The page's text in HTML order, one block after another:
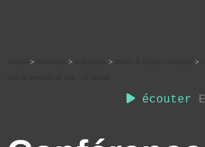
écouter
> > > >